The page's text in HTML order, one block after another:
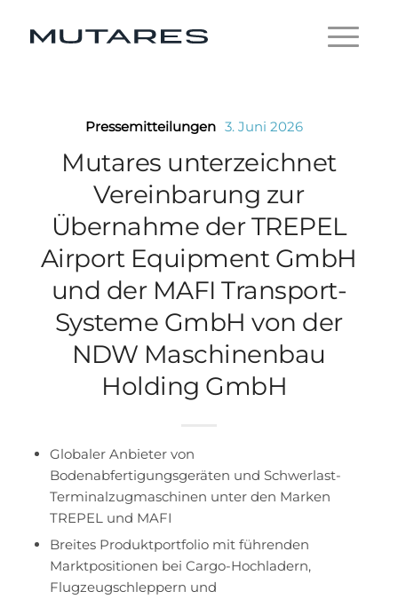
Pressemitteilungen 3. Juni 2026
Mutares unterzeichnet
Vereinbarung zur
Übernahme der TREPEL
Airport Equipment GmbH
und der MAFI Transport-
Systeme GmbH von der
NDW Maschinenbau
Holding GmbH
Globaler Anbieter von
Bodenabfertigungsgeräten und Schwerlast-
Terminalzugmaschinen unter den Marken
TREPEL und MAFI
Breites Produktportfolio mit führenden
Marktpositionen bei Cargo-Hochladern,
Flugzeugschleppern und